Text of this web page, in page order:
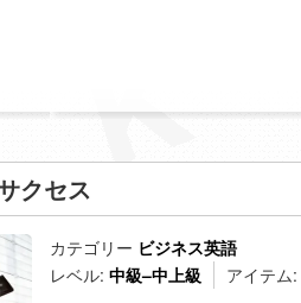
クセス
カテゴリー ビジネス英語
レベル: 中級–中上級 アイテム: